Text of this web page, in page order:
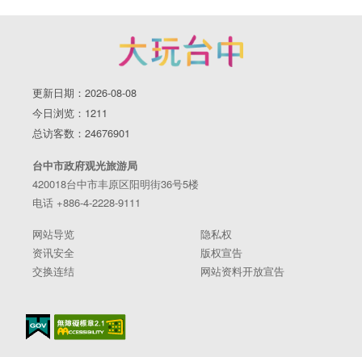
更新日期：2026-08-08
今日浏览：1211
总访客数：24676901
台中市政府观光旅游局
420018台中市丰原区阳明街36号5楼
电话 +886-4-2228-9111
网站导览
隐私权
资讯安全
版权宣告
交换连结
网站资料开放宣告